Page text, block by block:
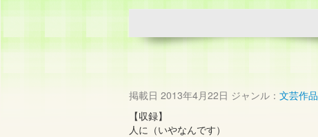
掲載日 2013年4月22日 ジャンル： 文芸作品
【収録】
人に（いやなんです）